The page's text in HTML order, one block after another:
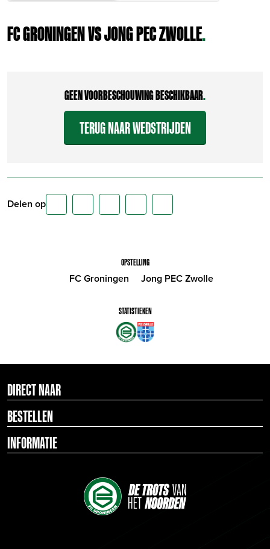
FC GRONINGEN VS JONG PEC ZWOLLE.
GEEN VOORBESCHOUWING BESCHIKBAAR.
TERUG NAAR WEDSTRIJDEN
Delen op
OPSTELLING
FC Groningen Jong PEC Zwolle
STATISTIEKEN
DIRECT NAAR
BESTELLEN
INFORMATIE